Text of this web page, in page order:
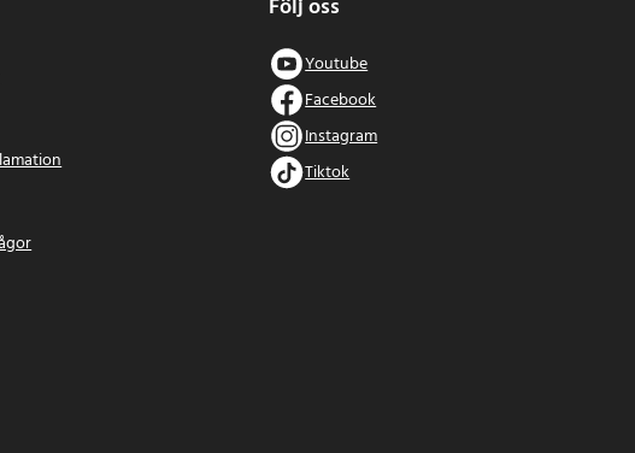
Följ oss
Youtube
Facebook
Instagram
Tiktok